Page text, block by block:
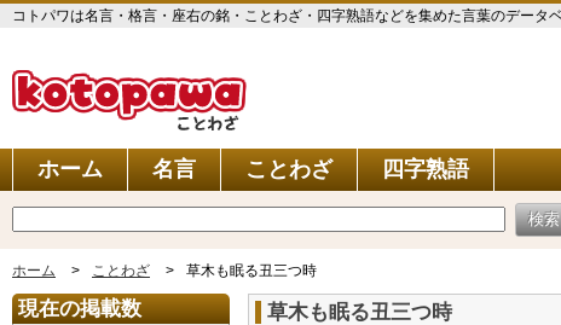
コトパワは名言・格言・座右の銘・ことわざ・四字熟語などを集めた言葉のデータ
ホーム 名言 ことわざ 四字熟語
ホーム ことわざ 草木も眠る丑三つ時
草木も眠る丑三つ時
現在の掲載数